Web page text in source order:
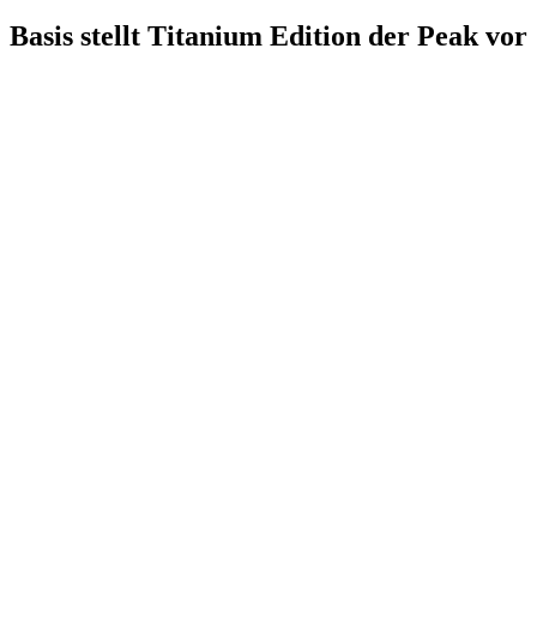
Basis stellt Titanium Edition der Peak vor